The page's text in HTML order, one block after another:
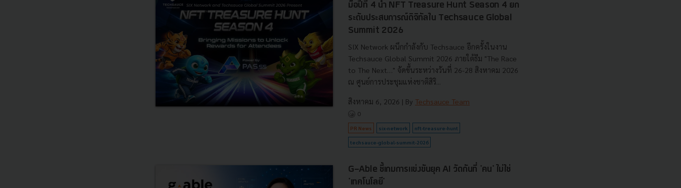
มือปีที่ 4 นำ NFT Treasure Hunt Season 4 ยก
ระดับประสบการณ์ดิจิทัลใน Techsauce Global
Summit 2026
SIX Network ผนึกกำลังกับ Techsauce อีกครั้งในงาน
Techsauce Global Summit 2026 ภายใต้ธีม "The Race
to The Next…" จัดขึ้นระหว่างวันที่ 26-28 สิงหาคม 2026
ณ ศูนย์การประชุมแห่งชาติสิริ...
สิงหาคม 6, 2026 | By Techsauce Team
0
PR News six-network nft-treasure-hunt
techsauce-global-summit-2026
G-Able ชี้เกมการแข่งขันยุค AI วัดกันที่ 'คน' ไม่ใช่
'เทคโนโลยี'